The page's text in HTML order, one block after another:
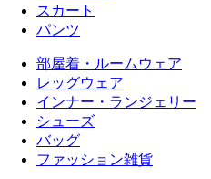
スカート
パンツ
部屋着・ルームウェア
レッグウェア
インナー・ランジェリー
シューズ
バッグ
ファッション雑貨